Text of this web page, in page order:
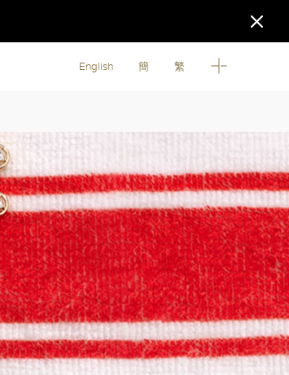
English 簡 繁